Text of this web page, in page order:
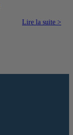
Lire la suite >